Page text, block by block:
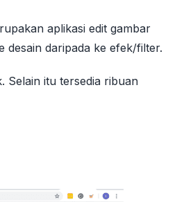
aplikasi edit gambar
desain daripada ke efek/filter.
Selain itu tersedia ribuan